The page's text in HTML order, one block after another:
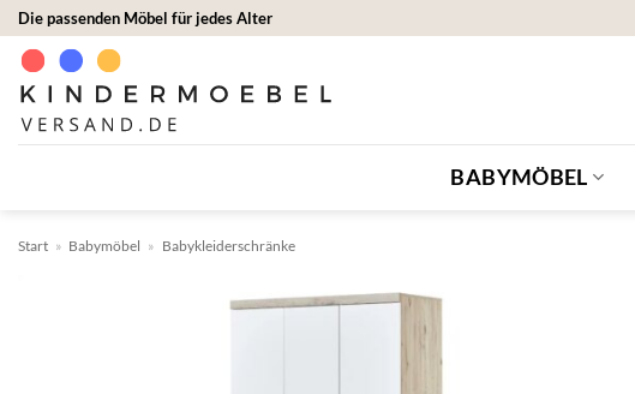
Zum
Inhalt
springen
Die passenden Möbel für jedes Alter
BABYMÖBEL
Start » Babymöbel » Babykleiderschränke